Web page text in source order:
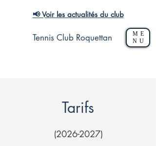
Tennis Club Roquettan
ME
NU
📢 Voir les actualités du club
Tarifs
(2026-2027)